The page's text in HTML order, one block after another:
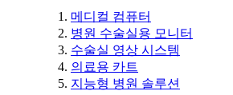
메디컬 컴퓨터
병원 수술실용 모니터
수술실 영상 시스템
의료용 카트
지능형 병원 솔루션